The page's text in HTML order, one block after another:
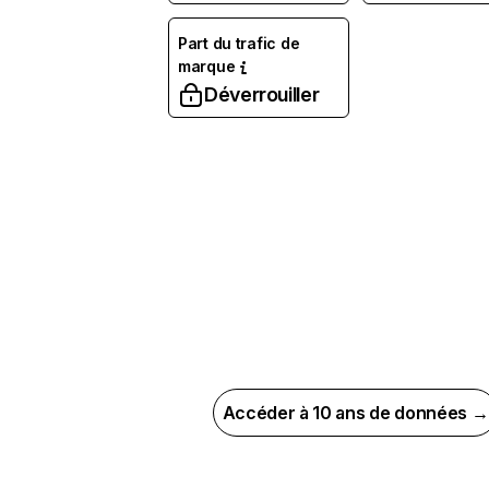
Part du trafic de
marque
Déverrouiller
Accéder à 10 ans de données →